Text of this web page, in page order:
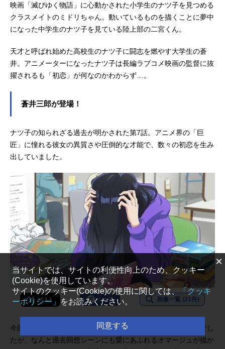
／セーラージュピター：篠原恵美愛
野美奈子／セーラーヴィーナス：深
見梨加地場衛／タキシード仮面：古
加ルナ：潘恵子アルテミス：高戸靖
広クイン・メタリア：上村典子ク
イ...
なライフルを持った少女・ヨーコだ
った。彼女は、ロボットを地上から
追って来たのだ。しかし、ライフル
するのが精一杯。そんなピンチの
中、シモンは、以前、地中から掘り
出したモノをカミナとヨーコに見せ
日（日）テレビ東京ほか話数全27話
キ...
テレビ系列にて話数全163話キャスト
山田太郎：田中秀幸山田サチ子：松
島みのり里中智：神谷明殿馬一人：
将：森功至じっちゃん：矢田稔微笑
三太郎：安原義人徳川監督：野本礼
三不知火守：市川治雲竜：大竹宏木
俊輔キャラクターデザイン：近藤英
輔 小華和為雄絵コンテ：水沢わた
華和為雄 木村圭市郎美術監督：河
野次郎 千葉秀雄 半藤克美録音監
督：斯波重治色指定・検査：片...
映画「滅びゆく物語」に心動かされた小学生のナツ子を見つめる
クラスメイトのミドリちゃん。動いているものを描くことに夢中
になった中学生のナツ子を見ている陸上部の二宮くん。
天才と呼ばれ始めた高校生のナツ子に闘志を燃やす大学生の蒼
井。アニメーターになったナツ子は長編ラブコメ映画の監督に抜
擢されるも「初恋」が何なのかわからず…。
蒼井三郎が登場！
ナツ子の知られざる過去が明かされた第7話。アニメ界の「巨
匠」に憧れる彼女の異質さや圧倒的な才能で、数々の初恋を生み
出していました。
ポスト シェア 画像一覧 (21件)
今回、『滅びゆく物語』内でのナツ子の活躍は描かれませんでし
たが、なんと過去回想シーンにも愛にあふれるオマージュが描か
×
当サイトでは、サイトの利便性向上のため、クッキー
(Cookie)を使用しています。
サイトのクッキー(Cookie)の使用に関しては、「クッキ
ーポリシー」
をお読みください。
同意する